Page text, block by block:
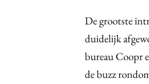
De grootste
duidelijk
bureau Coopr
de buzz